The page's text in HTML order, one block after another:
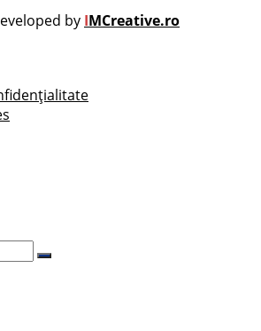
by IMCreative.ro